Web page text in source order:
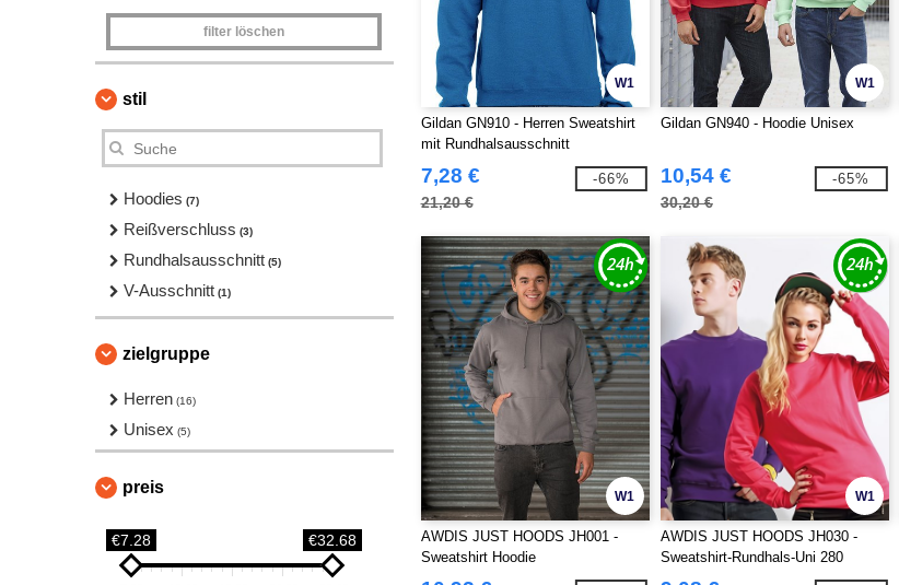
filter löschen
stil
Hoodies (7)
Reißverschluss (3)
Rundhalsausschnitt (5)
V-Ausschnitt (1)
zielgruppe
Herren (16)
Unisex (5)
preis
€7.28 €32.68
W1
Gildan GN910 - Herren Sweatshirt
mit Rundhalsausschnitt
7,28 €
21,20 €
-66%
W1
Gildan GN940 - Hoodie Unisex
10,54 €
30,20 €
-65%
W1
AWDIS JUST HOODS JH001 -
Sweatshirt Hoodie
W1
AWDIS JUST HOODS JH030 -
Sweatshirt-Rundhals-Uni 280